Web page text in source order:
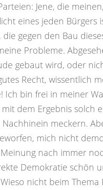
Jene, die
eines jeden Bürgers
gegen den Bau
Probleme.
gebaut wird, oder
Recht, wissentlich
Ich bin frei in meiner
dem Ergebnis solch
meckern.
mich nicht
nach immer
Demokratie schön
nicht beim Thema